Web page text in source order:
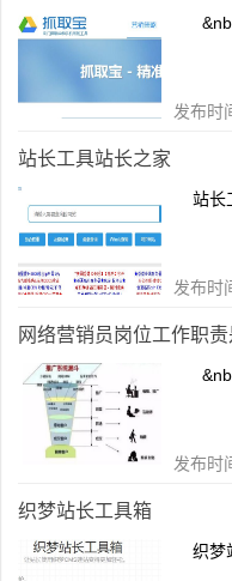
发布
站长工具站长之家
站长
发布
网络营销员岗位工作职
发布
织梦站长工具箱
织梦